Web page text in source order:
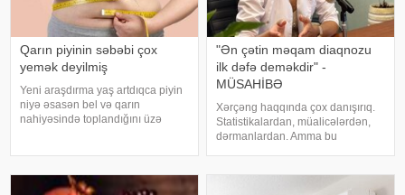
Qarın piyinin səbəbi çox
yemək deyilmiş
Yeni araşdırma yaş artdıqca piyin
niyə əsasən bel və qarın
nahiyəsində toplandığını üzə
müşahidə edir. Bu isə təkcə esteti
"Ən çətin məqam diaqnozu
ilk dəfə deməkdir" -
MÜSAHİBƏ
Xərçəng haqqında çox danışırıq.
Statistikalardan, müalicələrdən,
dərmanlardan. Amma bu